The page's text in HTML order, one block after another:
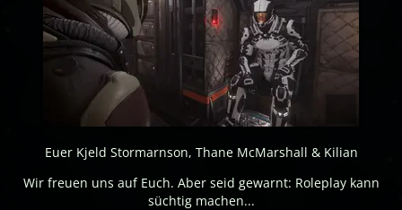
Euer Kjeld Stormarnson, Thane McMarshall & Kilian
Wir freuen uns auf Euch. Aber seid gewarnt: Roleplay kann
süchtig machen...